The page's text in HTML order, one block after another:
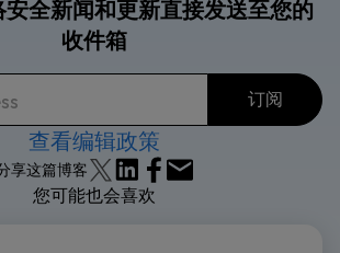
全新闻和更新直接发送至您的
收件箱
查看编辑政策
享这篇博客
您可能也会喜欢